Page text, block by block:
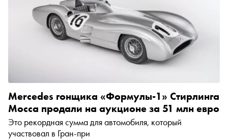
Mercedes гонщика «Формулы-1» Стирлинга
Мосса продали на аукционе за 51 млн евро
Это рекордная сумма для автомобиля, который
участвовал в Гран-при